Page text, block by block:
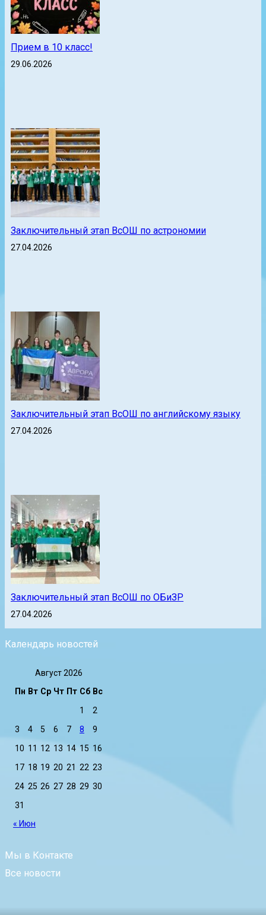
Прием в 10 класс!
29.06.2026
Заключительный этап ВсОШ по астрономии
27.04.2026
Заключительный этап ВсОШ по английскому языку
27.04.2026
Заключительный этап ВсОШ по ОБиЗР
27.04.2026
Календарь новостей
Август 2026
Пн Вт Ср Чт Пт Сб Вс
1
2
3
4 5 6 7 8
9
10 11 12 13 14 15 16
17 18 19 20 21 22 23
24 25 26 27 28 29 30
31
« Июн
Мы в Контакте
Все новости